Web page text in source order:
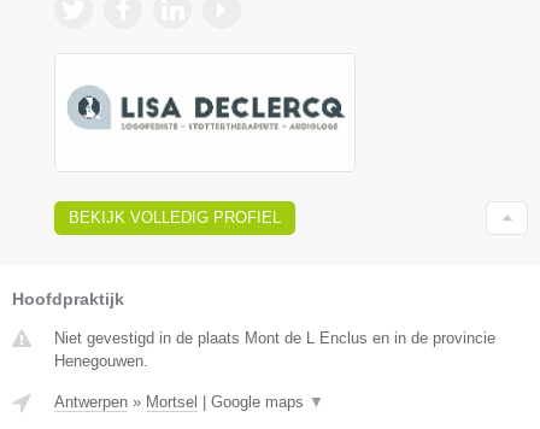
BEKIJK VOLLEDIG PROFIEL
Hoofdpraktijk
Niet gevestigd in de plaats Mont de L Enclus en in de provincie
Henegouwen.
Antwerpen » Mortsel Google maps ▼